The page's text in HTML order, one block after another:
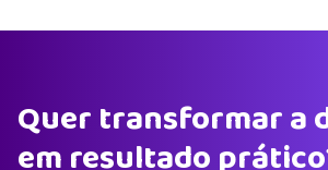
Quer transformar a
em resultado